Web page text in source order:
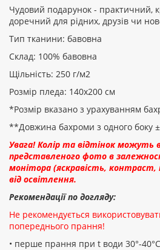
Чудовий подарунок - практичний,
доречний для рідних, друзів чи
Тип тканини: бавовна
Склад: 100% бавовна
Щільність: 250 г/м2
Розмір пледа: 140х200 см
​*Розмір вказано з урахуванням
**Довжина бахроми з одного боку
Увага! Колір та відтінок можуть
представленого фото в
монітора (яскравість,
від освітлення.
Рекомендації по догляду:
Не рекомендується
попереднього прання!
• перше прання при t води 30°-